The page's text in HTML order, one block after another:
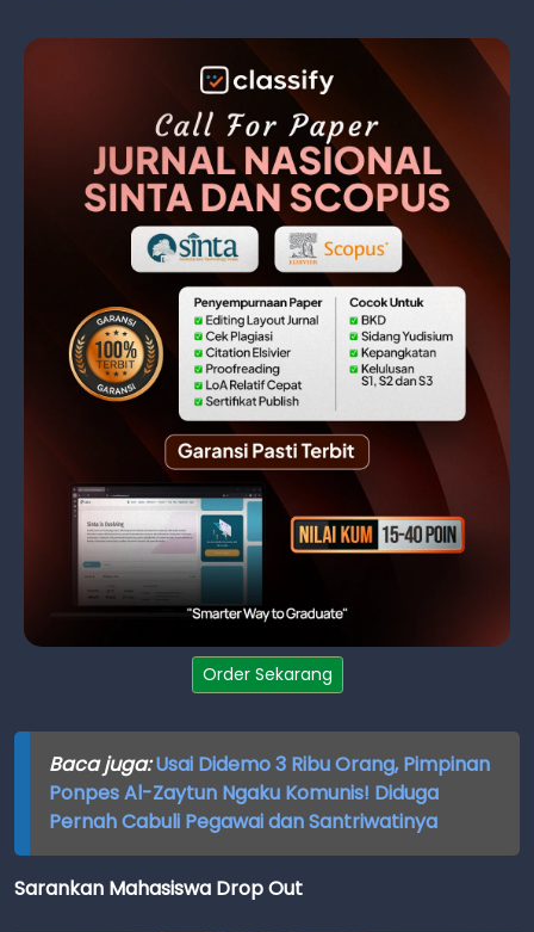
Order Sekarang
Baca juga:Usai Didemo 3 Ribu Orang, Pimpinan
Ponpes Al-Zaytun Ngaku Komunis! Diduga
Pernah Cabuli Pegawai dan Santriwatinya
Sarankan Mahasiswa Drop Out